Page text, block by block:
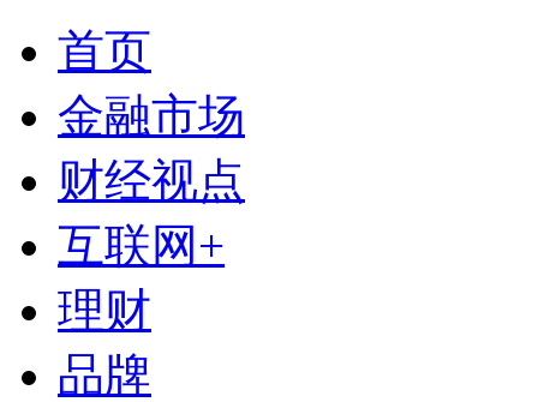
首页
金融市场
财经视点
互联网+
理财
品牌